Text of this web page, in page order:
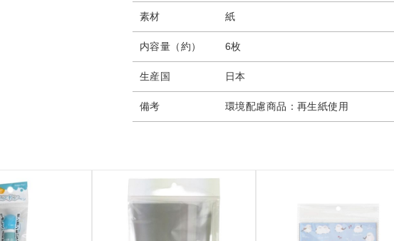
素材 紙
内容量（約） 6枚
生産国 日本
備考 環境配慮商品：再生紙使用